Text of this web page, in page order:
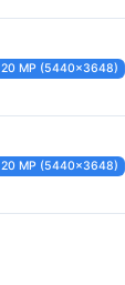
20 MP (5440×3648)
20 MP (5440×3648)